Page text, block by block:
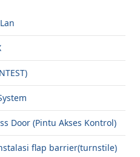
Door (Pintu Akses Kontrol)
flap barrier(turnstile)